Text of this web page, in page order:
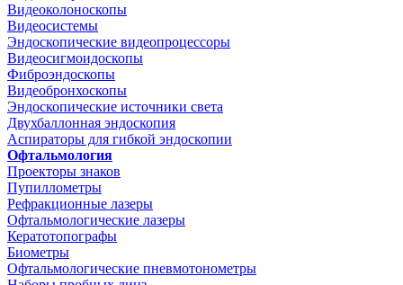
Видеоколоноскопы
Видеосистемы
Эндоскопические видеопроцессоры
Видеосигмоидоскопы
Фиброэндоскопы
Видеобронхоскопы
Эндоскопические источники света
Двухбаллонная эндоскопия
Аспираторы для гибкой эндоскопии
Офтальмология
Проекторы знаков
Пупиллометры
Рефракционные лазеры
Офтальмологические лазеры
Кератотопографы
Биометры
Офтальмологические пневмотонометры